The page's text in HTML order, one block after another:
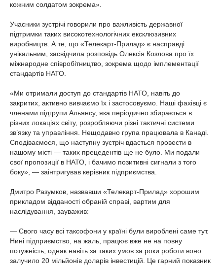
кожним солдатом зокрема».
Учасники зустрічі говорили про важливість державної
підтримки таких високотехнологічних ексклюзивних
виробництв. А те, що «Телекарт-Прилад» є насправді
унікальним, засвідчила розповідь Олексія Козлова про їх
міжнародне співробітництво, зокрема щодо імплементації
стандартів НАТО.
«Ми отримали доступ до стандартів НАТО, навіть до
закритих, активно вивчаємо їх і застосовуємо. Наші фахівці є
членами підгрупи Альянсу, яка періодично збирається в
різних локаціях світу, розробляючи різні тактичні системи
зв’язку та управління. Нещодавно група працювала в Канаді.
Сподіваємося, що наступну зустріч вдасться провести в
нашому місті — таких прецедентів ще не було. Ми подали
свої пропозиції в НАТО, і бачимо позитивні сигнали з того
боку», — заінтригував керівник підприємства.
Дмитро Разумков, назвавши «Телекарт-Прилад» хорошим
прикладом відданості обраній справі, вартим для
наслідування, зауважив:
— Свого часу всі таксофони у країні були вироблені саме тут.
Нині підприємство, на жаль, працює вже не на повну
потужність, однак навіть за таких умов за роки роботи воно
залучило 20 мільйонів доларів інвестицій. Це гарний показник